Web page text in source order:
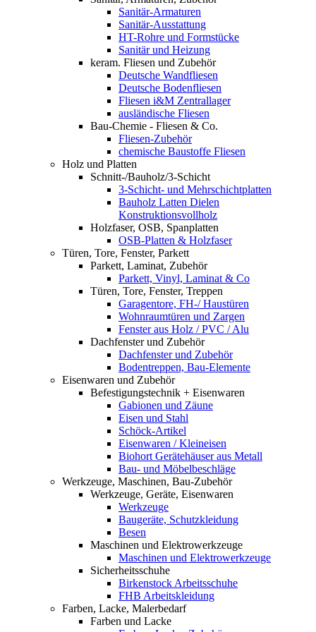
Sanitär-Armaturen
Sanitär-Ausstattung
HT-Rohre und Formstücke
Sanitär und Heizung
keram. Fliesen und Zubehör
Deutsche Wandfliesen
Deutsche Bodenfliesen
Fliesen i&M Zentrallager
ausländische Fliesen
Bau-Chemie - Fliesen & Co.
Fliesen-Zubehör
chemische Baustoffe Fliesen
Holz und Platten
Schnitt-/Bauholz/3-Schicht
3-Schicht- und Mehrschichtplatten
Bauholz Latten Dielen
Konstruktionsvollholz
Holzfaser, OSB, Spanplatten
OSB-Platten & Holzfaser
Türen, Tore, Fenster, Parkett
Parkett, Laminat, Zubehör
Parkett, Vinyl, Laminat & Co
Türen, Tore, Fenster, Treppen
Garagentore, FH-/ Haustüren
Wohnraumtüren und Zargen
Fenster aus Holz / PVC / Alu
Dachfenster und Zubehör
Dachfenster und Zubehör
Bodentreppen, Bau-Elemente
Eisenwaren und Zubehör
Befestigungstechnik + Eisenwaren
Gabionen und Zäune
Eisen und Stahl
Schöck-Artikel
Eisenwaren / Kleineisen
Biohort Gerätehäuser aus Metall
Bau- und Möbelbeschläge
Werkzeuge, Maschinen, Bau-Zubehör
Werkzeuge, Geräte, Eisenwaren
Werkzeuge
Baugeräte, Schutzkleidung
Besen
Maschinen und Elektrowerkzeuge
Maschinen und Elektrowerkzeuge
Sicherheitsschuhe
Birkenstock Arbeitsschuhe
FHB Arbeitskleidung
Farben, Lacke, Malerbedarf
Farben und Lacke